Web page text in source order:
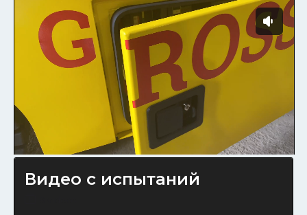
Видео с испытаний
О компании
Реализованные проекты
Услуги
Статьи
Контакты
КОМПАНИЯ
УСЛУГИ
КОНТАКТЫ